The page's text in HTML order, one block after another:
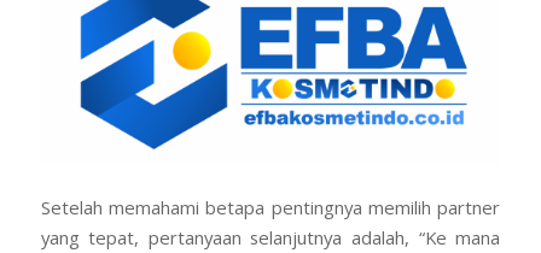
Setelah memahami betapa pentingnya memilih partner
yang tepat, pertanyaan selanjutnya adalah, “Ke mana